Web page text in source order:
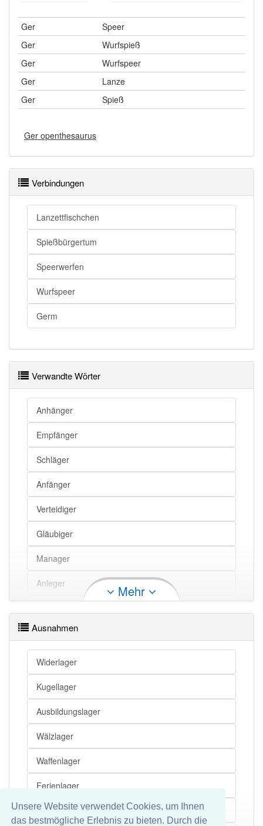
Unsere Website verwendet Cookies, um Ihnen
das bestmögliche Erlebnis zu bieten. Durch die
Ger
Speer
Ger
Wurfspieß
Ger
Wurfspeer
Ger
Lanze
Ger
Spieß
Ger openthesaurus
Verbindungen
Lanzettfischchen
Spießbürgertum
Speerwerfen
Wurfspeer
Germ
Verwandte Wörter
Anhänger
Empfänger
Schläger
Anfänger
Verteidiger
Gläubiger
Manager
Anleger
Anzeiger
Reiniger
Preisträger
Betrüger
Prediger
Verleger
Pfleger
Flieger
Mehr
Ausnahmen
Widerlager
Kugellager
Ausbildungslager
Wälzlager
Waffenlager
Ferienlager
Gleitlager